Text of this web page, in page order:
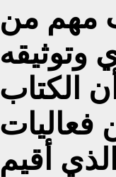
مهم من
وتوثيقه
الكتاب
فعاليات
أقيم